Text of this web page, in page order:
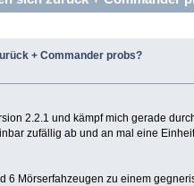
+ Commander probs?
2.2.1 und kämpf mich gerade
zufällig ab und an mal eine
6 Mörserfahzeugen zu einem